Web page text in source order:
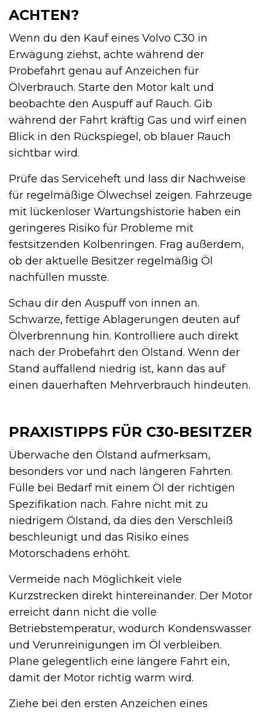
ACHTEN?
Wenn du den Kauf eines Volvo C30 in
Erwägung ziehst, achte während der
Probefahrt genau auf Anzeichen für
Ölverbrauch. Starte den Motor kalt und
beobachte den Auspuff auf Rauch. Gib
während der Fahrt kräftig Gas und wirf einen
Blick in den Rückspiegel, ob blauer Rauch
sichtbar wird.
Prüfe das Serviceheft und lass dir Nachweise
für regelmäßige Ölwechsel zeigen. Fahrzeuge
mit lückenloser Wartungshistorie haben ein
geringeres Risiko für Probleme mit
festsitzenden Kolbenringen. Frag außerdem,
ob der aktuelle Besitzer regelmäßig Öl
nachfüllen musste.
Schau dir den Auspuff von innen an.
Schwarze, fettige Ablagerungen deuten auf
Ölverbrennung hin. Kontrolliere auch direkt
nach der Probefahrt den Ölstand. Wenn der
Stand auffallend niedrig ist, kann das auf
einen dauerhaften Mehrverbrauch hindeuten.
PRAXISTIPPS FÜR C30-BESITZER
Überwache den Ölstand aufmerksam,
besonders vor und nach längeren Fahrten.
Fülle bei Bedarf mit einem Öl der richtigen
Spezifikation nach. Fahre nicht mit zu
niedrigem Ölstand, da dies den Verschleiß
beschleunigt und das Risiko eines
Motorschadens erhöht.
Vermeide nach Möglichkeit viele
Kurzstrecken direkt hintereinander. Der Motor
erreicht dann nicht die volle
Betriebstemperatur, wodurch Kondenswasser
und Verunreinigungen im Öl verbleiben.
Plane gelegentlich eine längere Fahrt ein,
damit der Motor richtig warm wird.
Ziehe bei den ersten Anzeichen eines